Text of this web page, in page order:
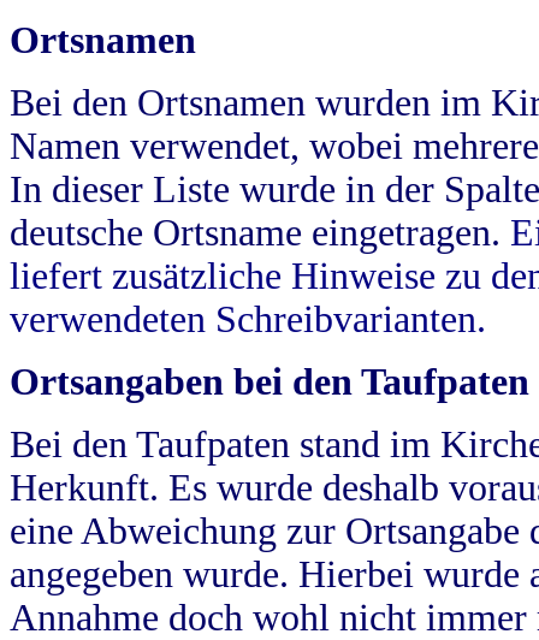
Ortsnamen
Bei den Ortsnamen wurden im
Namen verwendet, wobei
In dieser Liste wurde in der
deutsche Ortsname eingetragen.
liefert zusätzliche Hinweise zu
verwendeten Schreibvarianten.
Ortsangaben bei den Taufpaten
Bei den Taufpaten stand im
Herkunft. Es wurde deshalb
eine Abweichung zur
angegeben wurde. Hierbei wurde
Annahme doch wohl nicht